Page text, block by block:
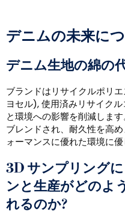
デニムの未来に
デニム生地の綿の
ブランドはリサイクルポリ
ヨセル), 使用済みリサイク
と環境への影響を削減しま
ブレンドされ、耐久性を高
ォーマンスに優れた環境に
3D サンプリング
ンと生産がどのよ
れるのか?